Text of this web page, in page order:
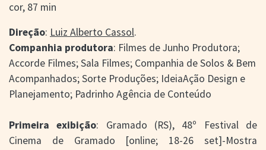
> FILMOGRAFIAS DE
> DISCOGRAFIAS
> BIBLIOGRAFIAS
CONTATO E
LOCALIZAÇÃO
cor, 87 min
Direção: Luiz Alberto Cassol.
Companhia produtora: Filmes de Junho Produtora;
Accorde Filmes; Sala Filmes; Companhia de Solos & Bem
Acompanhados; Sorte Produções; IdeiaAção Design e
Planejamento; Padrinho Agência de Conteúdo
Primeira exibição: Gramado (RS), 48º Festival de
Cinema de Gramado [online; 18-26 set]-Mostra